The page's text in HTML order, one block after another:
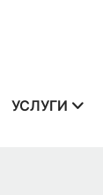
УСЛУГИ